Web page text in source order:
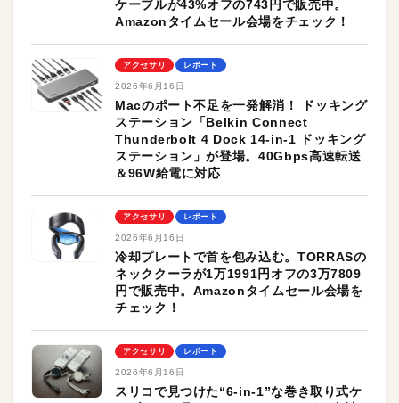
ケーブルが43%オフの743円で販売中。
Amazonタイムセール会場をチェック！
アクセサリ レポート
2026年6月16日
Macのポート不足を一発解消！ ドッキング
ステーション「Belkin Connect
Thunderbolt 4 Dock 14-in-1 ドッキング
ステーション」が登場。40Gbps高速転送
＆96W給電に対応
アクセサリ レポート
2026年6月16日
冷却プレートで首を包み込む。TORRASの
ネッククーラが1万1991円オフの3万7809
円で販売中。Amazonタイムセール会場を
チェック！
アクセサリ レポート
2026年6月16日
スリコで見つけた“6-in-1”な巻き取り式ケ